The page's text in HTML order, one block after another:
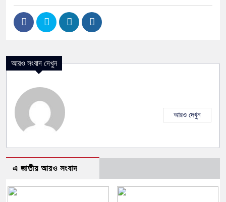
আরও সংবাদ দেখুন
আরও দেখুন
এ জাতীয় আরও সংবাদ